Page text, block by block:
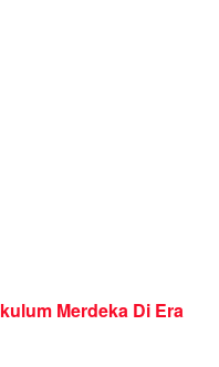
Merdeka Di Era